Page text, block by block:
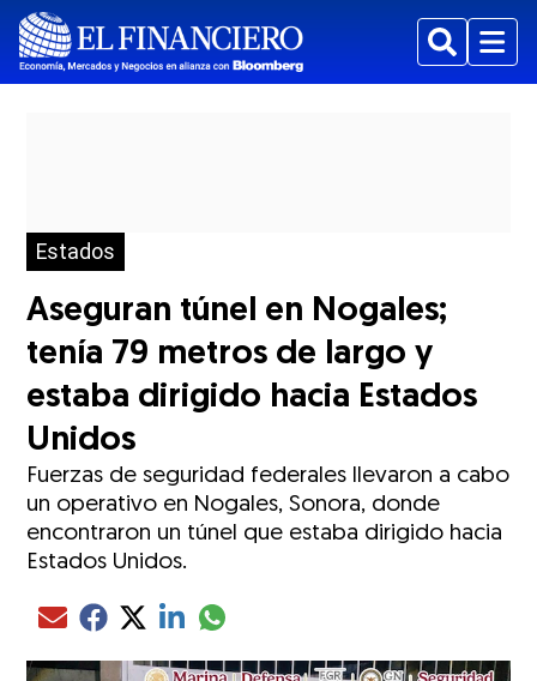
BuscarMenu
Estados
Aseguran túnel en Nogales;
tenía 79 metros de largo y
estaba dirigido hacia Estados
Unidos
Fuerzas de seguridad federales llevaron a cabo
un operativo en Nogales, Sonora, donde
encontraron un túnel que estaba dirigido hacia
Estados Unidos.
Compartir el artículo actual mediante Email
Compartir el artículo actual mediante Facebook
Compartir el artículo actual mediante Twitter
Compartir el artículo actual mediante LinkedIn
Compartir el artículo actual mediante